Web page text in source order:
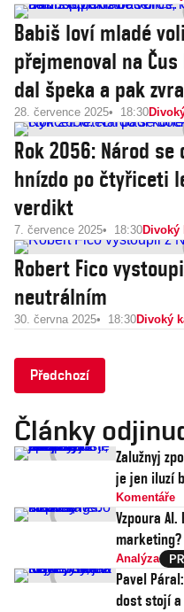
Babiš loví mladé
přejmenoval na
dal špeka a pak
28. července 2025 18:30
Rok 2056: Národ se
hnízdo po čtyřiceti
verdikt
7. července 2025 18:30Divoký
Robert Fico
neutrálním
30. června 2025 18:30Divoký
Předchozí
Články
Zalužnyj
je jen iluzí
Komentáře
Vzpoura
marketing?
Analýza
Pavel
dost stojí a